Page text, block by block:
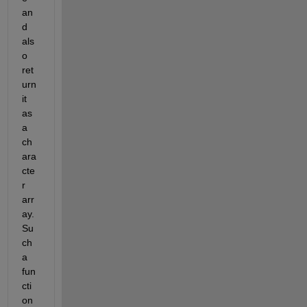
an
d
als
o
ret
urn
it
as
a
ch
ara
cte
r
arr
ay.
Su
ch
a
fun
cti
on